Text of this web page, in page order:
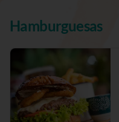
Hamburguesas